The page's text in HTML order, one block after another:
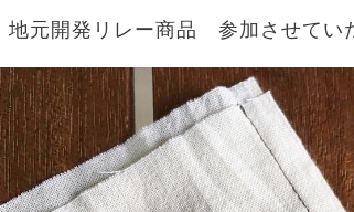
地元開発リレー商品 参加させてい